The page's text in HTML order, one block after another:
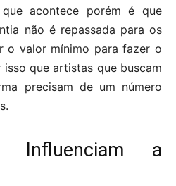
acontece porém é que
não é repassada para os
o valor mínimo para fazer o
que artistas que buscam
precisam de um número
Influenciam a